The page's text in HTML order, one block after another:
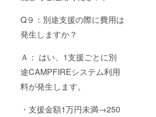
Q９：別途支援の際に費用は
発生しますか？
Ａ： はい、1支援ごとに別
途CAMPFIREシステム利用
料が発生します。
・支援金額1万円未満→250